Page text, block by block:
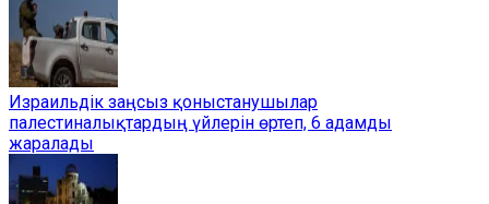
Израильдік заңсыз қоныстанушылар
палестиналықтардың үйлерін өртеп, 6 адамды
жаралады